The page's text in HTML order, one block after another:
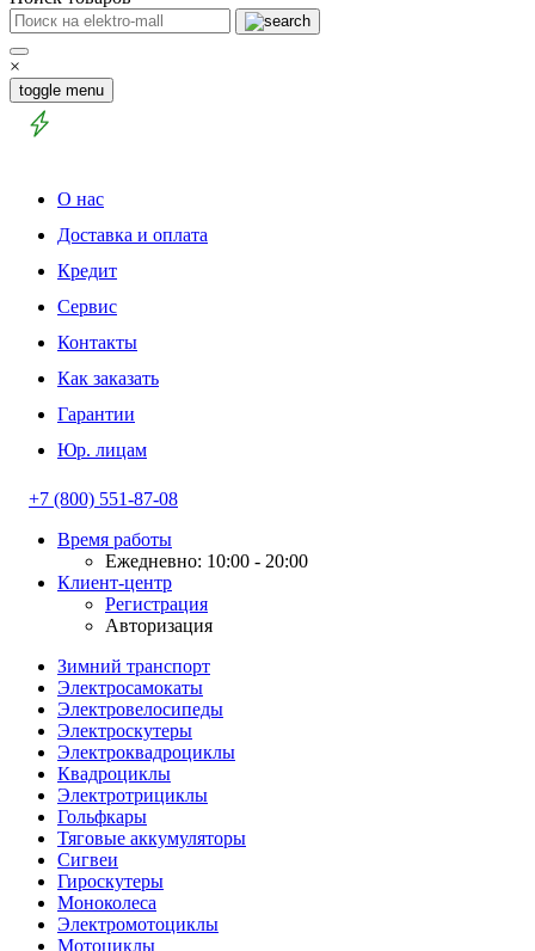
×
toggle menu
О нас
Доставка и оплата
Кредит
Сервис
Контакты
Как заказать
Гарантии
Юр. лицам
+7 (800) 551-87-08
Время работы
Ежедневно: 10:00 - 20:00
Клиент-центр
Регистрация
Авторизация
Зимний транспорт
Электросамокаты
Электровелосипеды
Электроскутеры
Электроквадроциклы
Квадроциклы
Электротрициклы
Гольфкары
Тяговые аккумуляторы
Сигвеи
Гироскутеры
Моноколеса
Электромотоциклы
Мотоциклы